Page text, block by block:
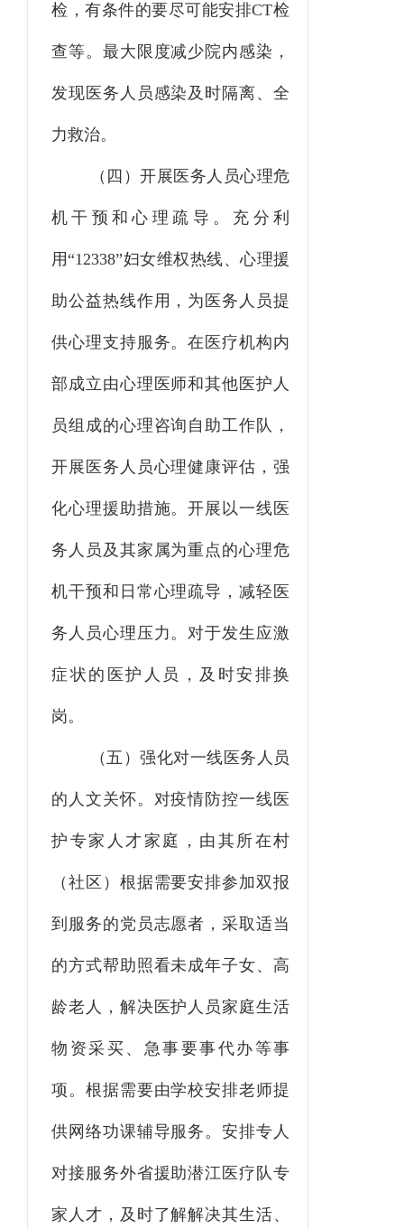
检 ，有条件的要尽可能安排CT检
查等。最大限度减少院内感染 ，
发现医务人员感染及时隔离、全
力救治。
（四）开展医务人员心理危
机干预和心理疏导。 充分利
用 “12338”妇女维权热线、心理援
助公益热线作用，为医务人员提
供心理支持服务。在医疗机构内
部成立由心理医师和其他医护人
员组成的心理咨询自助工作队 ，
开展医务人员心理健康评估，强
化心理援助措施。开展以一线医
务人员及其家属为重点的心理危
机干预和日常心理疏导，减轻医
务人员心理压力。对于发生应激
症状的医护人员，及时安排换
岗。
（五）强化对一线医务人员
的人文关怀。 对疫情防控一线医
护专家人才家庭 ， 由其所在村
（社区）根据需要安排参加双报
到服务的党员志愿者，采取适当
的方式帮助照看未成年子女、高
龄老人，解决医护人员家庭生活
物资采买、急事要事代办等事
项。根据需要由学校安排老师提
供网络功课辅导服务。安排专人
对接服务外省援助潜江医疗队专
家人才，及时了解解决其生活、